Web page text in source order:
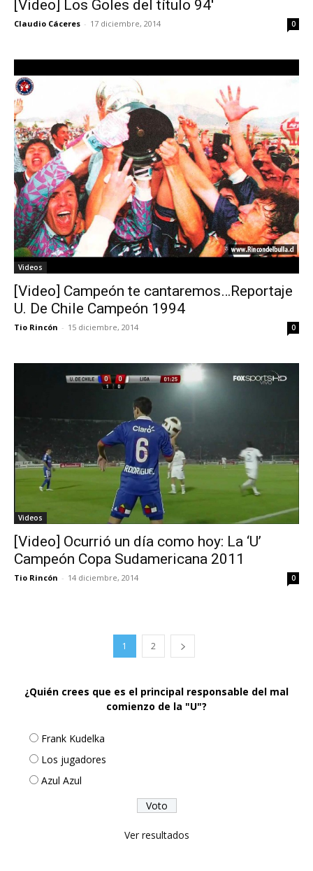
[Video] Los Goles del título 94′
Claudio Cáceres - 17 diciembre, 2014 0
Videos
[Video] Campeón te cantaremos…Reportaje
U. De Chile Campeón 1994
Tio Rincón - 15 diciembre, 2014 0
Videos
[Video] Ocurrió un día como hoy: La ‘U’
Campeón Copa Sudamericana 2011
Tio Rincón - 14 diciembre, 2014 0
1 2
¿Quién crees que es el principal responsable del mal
comienzo de la "U"?
Frank Kudelka
Los jugadores
Azul Azul
Ver resultados